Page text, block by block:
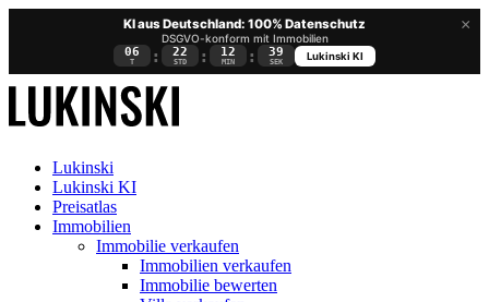
×
KI aus Deutschland: 100% Datenschutz
DSGVO-konform mit Immobilien
06
T : 22
STD : 12
MIN : 38
SEK
Lukinski KI
Lukinski
Lukinski KI
Preisatlas
Immobilien
Immobilie verkaufen
Immobilien verkaufen
Immobilie bewerten